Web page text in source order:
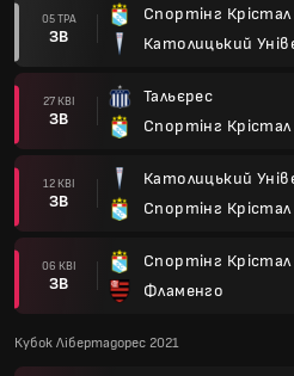
05 ТРА
ЗВ
Спортінг Крістал
Католицький
27 КВІ
ЗВ
Тальєрес
Спортінг Крістал
12 КВІ
ЗВ
Католицький
Спортінг Крістал
06 КВІ
ЗВ
Спортінг Крістал
Фламенго
Кубок Лібертадорес 2021